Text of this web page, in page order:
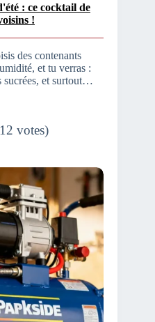
: ce cocktail de
!
des contenants
et tu verras :
sucrées, et surtout…
votes)